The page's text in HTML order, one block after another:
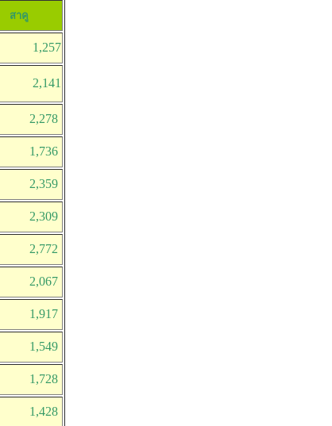
สาคู
1,257
2,141
2,278
1,736
2,359
2,309
2,772
2,067
1,917
1,549
1,728
1,428